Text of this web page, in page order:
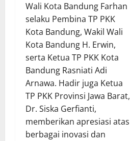
Wali Kota Bandung Farhan
selaku Pembina TP PKK
Kota Bandung, Wakil Wali
Kota Bandung H. Erwin,
serta Ketua TP PKK Kota
Bandung Rasniati Adi
Arnawa. Hadir juga Ketua
TP PKK Provinsi Jawa Barat,
Dr. Siska Gerfianti,
memberikan apresiasi atas
berbagai inovasi dan